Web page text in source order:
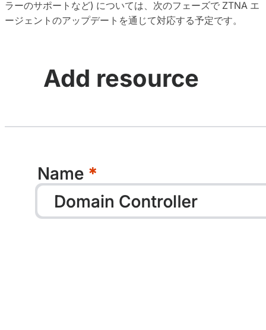
ラーのサポートなど) については、次のフェーズで ZTNA エ
ージェントのアップデートを通じて対応する予定です。